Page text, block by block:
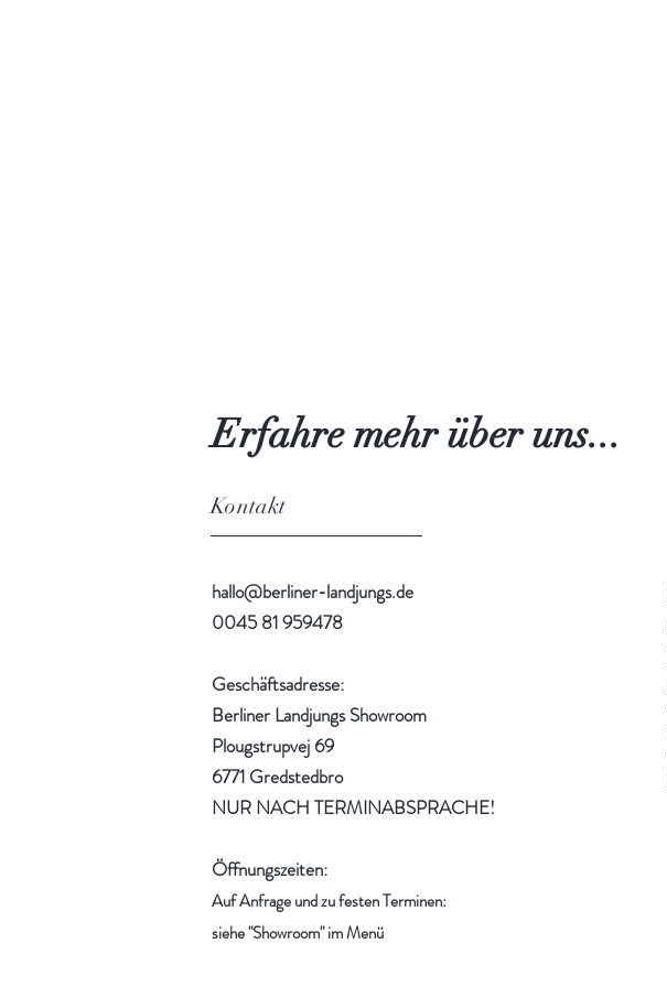
Erfahre mehr über uns...
Kontakt
hallo@berliner-landjungs.de
0045 81 959478
Geschäftsadresse:
Berliner Landjungs Showroom
Plougstrupvej 69
6771 Gredstedbro
NUR NACH TERMINABSPRACHE!
Öffnungszeiten:
Auf Anfrage und zu festen Terminen:
siehe "Showroom" im Menü